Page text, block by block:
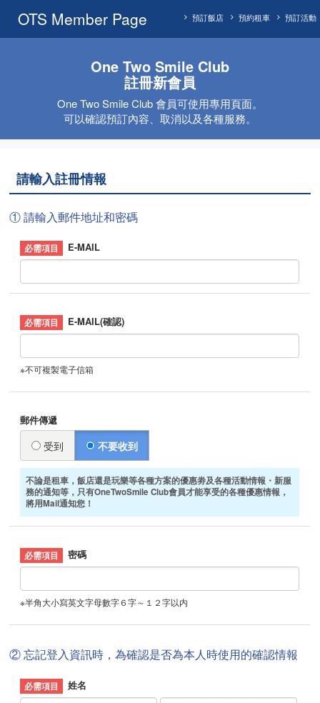
OTS Member Page 預訂活動
預約租車
預訂飯店
One Two Smile Club
註冊新會員
One Two Smile Club 會員可使用專用頁面。
可以確認預訂內容、取消以及各種服務。
請輸入註冊情報
① 請輸入郵件地址和密碼
E-MAIL
E-MAIL(確認)
※不可複製電子信箱
郵件傳遞
受到 不要收到
不論是租車，飯店還是玩樂等各種方案的優惠劵及各種活動情報・新服
務的通知等，只有OneTwoSmile Club會員才能享受的各種優惠情報，
將用Mail通知您！
密碼
※半角大小寫英文字母數字６字～１２字以内
② 忘記登入資訊時，為確認是否為本人時使用的確認情報
姓名